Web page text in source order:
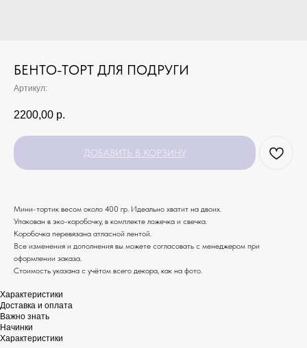
БЕНТО-ТОРТ ДЛЯ ПОДРУГИ
Артикул:
2200,00 р.
ДОБАВИТЬ В КОРЗИНУ
Мини-тортик весом около 400 гр. Идеально хватит на двоих.
Упакован в эко-коробочку, в комплекте ложечка и свечка.
Коробочка перевязана атласной лентой.
Все изменения и дополнения вы можете согласовать с менеджером при
оформлении заказа.
Стоимость указана с учётом всего декора, как на фото.
Характеристики
Доставка и оплата
Важно знать
Начинки
Характеристики